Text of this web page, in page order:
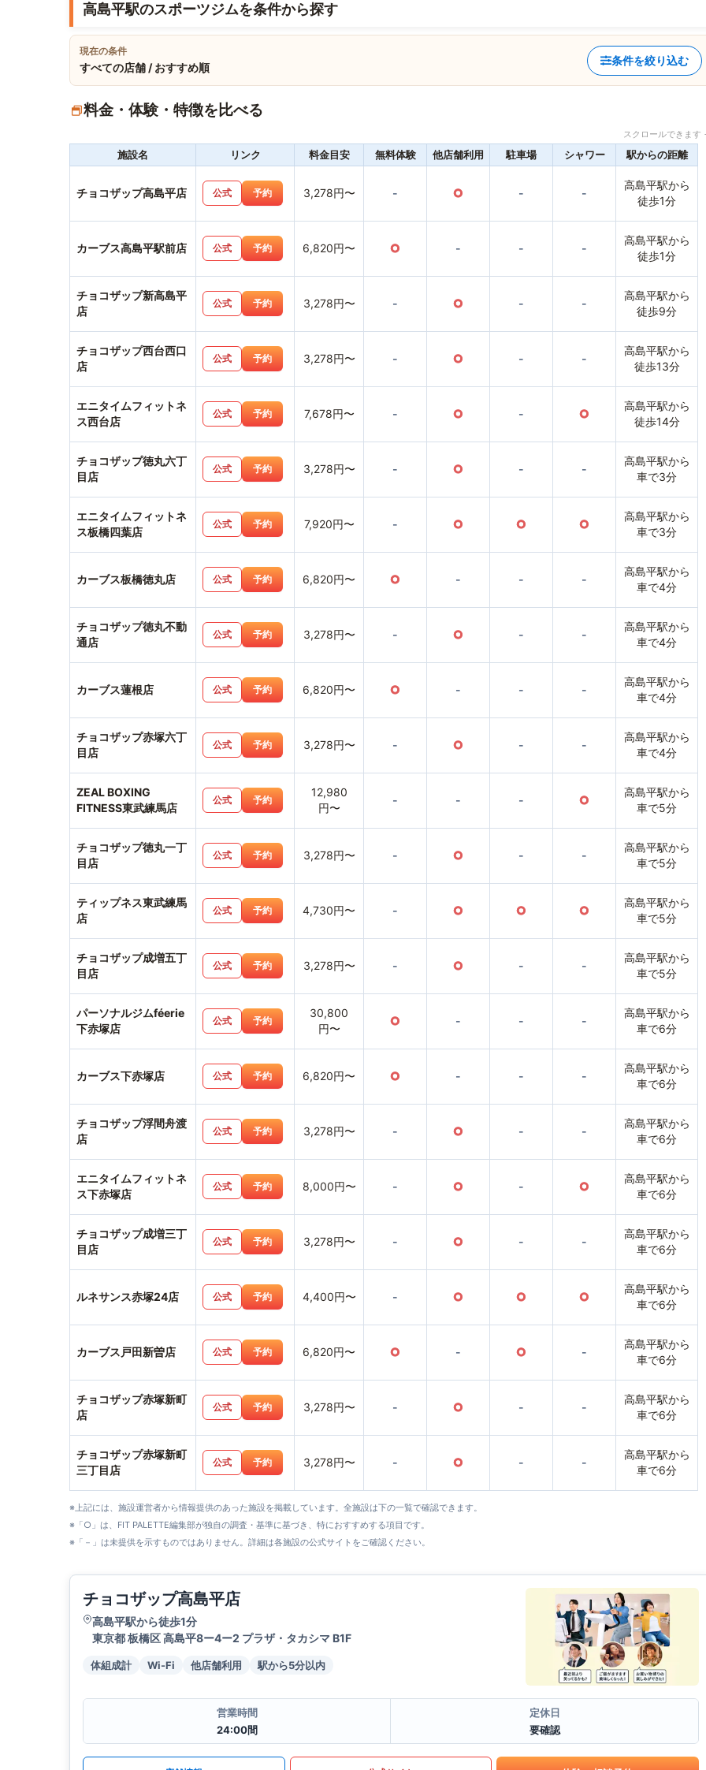
高島平駅のスポーツジムを条件から探す
現在の条件
すべての店舗 / おすすめ順
条件を絞り込む
料金・体験・特徴を比べる
スクロールできま
施設名 リンク 料金目安 無料体験 他店舗利用 駐車場 シャワー 駅からの距離
チョコザップ高島平店 公式 予約 3,278円〜 - ○ - -
高島平駅から
徒歩1分
カーブス高島平駅前店 公式 予約 6,820円〜 ○ - - -
高島平駅から
徒歩1分
チョコザップ新高島平
店
公式 予約 3,278円〜 - ○ - -
高島平駅から
徒歩9分
チョコザップ西台西口
店
公式 予約 3,278円〜 - ○ - -
高島平駅から
徒歩13分
エニタイムフィットネ
ス西台店
公式 予約 7,678円〜 - ○ - ○
高島平駅から
徒歩14分
チョコザップ徳丸六丁
目店
公式 予約 3,278円〜 - ○ - -
高島平駅から
車で3分
エニタイムフィットネ
ス板橋四葉店
公式 予約 7,920円〜 - ○ ○ ○
高島平駅から
車で3分
カーブス板橋徳丸店 公式 予約 6,820円〜 ○ - - -
高島平駅から
車で4分
チョコザップ徳丸不動
通店
公式 予約 3,278円〜 - ○ - -
高島平駅から
車で4分
カーブス蓮根店 公式 予約 6,820円〜 ○ - - -
高島平駅から
車で4分
チョコザップ赤塚六丁
目店
公式 予約 3,278円〜 - ○ - -
高島平駅から
車で4分
ZEAL BOXING
FITNESS東武練馬店
公式 予約
12,980
円〜
- - - ○
高島平駅から
車で5分
チョコザップ徳丸一丁
目店
公式 予約 3,278円〜 - ○ - -
高島平駅から
車で5分
ティップネス東武練馬
店
公式 予約 4,730円〜 - ○ ○ ○
高島平駅から
車で5分
チョコザップ成増五丁
目店
公式 予約 3,278円〜 - ○ - -
高島平駅から
車で5分
パーソナルジムféerie
下赤塚店
公式 予約
30,800
円〜
○ - - -
高島平駅から
車で6分
カーブス下赤塚店 公式 予約 6,820円〜 ○ - - -
高島平駅から
車で6分
チョコザップ浮間舟渡
店
公式 予約 3,278円〜 - ○ - -
高島平駅から
車で6分
エニタイムフィットネ
ス下赤塚店
公式 予約 8,000円〜 - ○ - ○
高島平駅から
車で6分
チョコザップ成増三丁
目店
公式 予約 3,278円〜 - ○ - -
高島平駅から
車で6分
ルネサンス赤塚24店 公式 予約 4,400円〜 - ○ ○ ○
高島平駅から
車で6分
カーブス戸田新曽店 公式 予約 6,820円〜 ○ - ○ -
高島平駅から
車で6分
チョコザップ赤塚新町
店
公式 予約 3,278円〜 - ○ - -
高島平駅から
車で6分
チョコザップ赤塚新町
三丁目店
公式 予約 3,278円〜 - ○ - -
高島平駅から
車で6分
※上記には、施設運営者から情報提供のあった施設を掲載しています。全施設は下の一覧で確認できます。
※「○」は、FIT PALETTE編集部が独自の調査・基準に基づき、特におすすめする項目です。
※「－」は未提供を示すものではありません。詳細は各施設の公式サイトをご確認ください。
チョコザップ高島平店
高島平駅から徒歩1分
東京都 板橋区 高島平8ー4ー2 プラザ・タカシマ B1F
体組成計 Wi-Fi 他店舗利用 駅から5分以内
営業時間
24:00間
定休日
要確認